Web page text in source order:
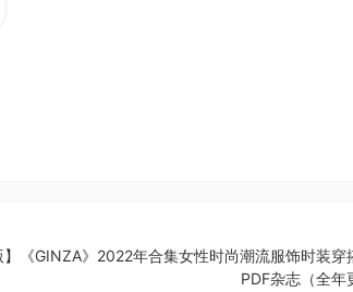
】《GINZA》2022年合集女性时尚潮流服饰时装穿
PDF杂志（全年